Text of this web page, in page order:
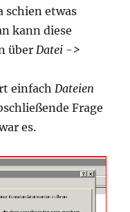
schien etwas
kann diese
überDatei ->
einfachDateien
Frage
es.